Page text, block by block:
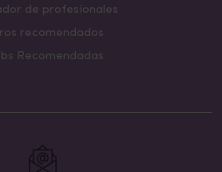
de profesionales
recomendados
Recomendadas